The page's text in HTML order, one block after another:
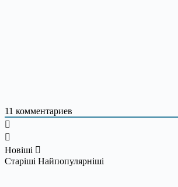
11 комментариев
Новіші
Старіші Найпопулярніші